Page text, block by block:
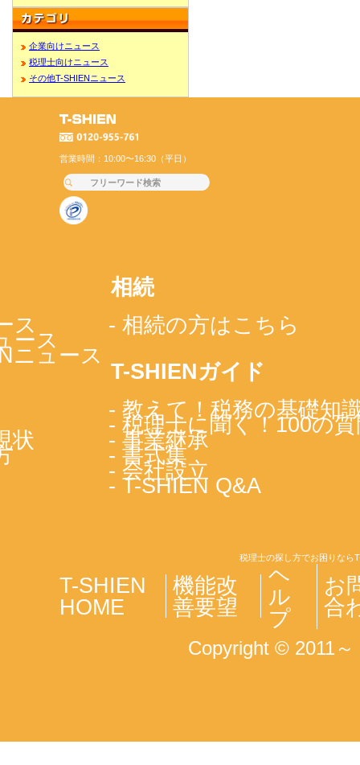
企業向けニュース
税理士向けニュース
その他T-SHIENニュース
営業時間：10:00〜16:30（平日）
ス
ース
ニュース
状
相続
- 相続の方はこちら
T-SHIENガイド
- 教えて！税務の基礎知
- 税理士に聞く！100の
- 事業継承
- 書式集
- 会社設立
- T-SHIEN Q&A
税理士の探し方でお困りなら
T-SHIEN
HOME
機能改
善要望
ヘ
ル
プ
お
合
Copyright © 2011